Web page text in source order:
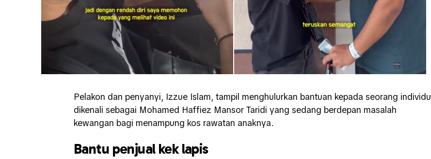
Pelakon dan penyanyi, Izzue Islam, tampil menghulurkan bantuan kepada seorang individu
dikenali sebagai Mohamed Haffiez Mansor Taridi yang sedang berdepan masalah
kewangan bagi menampung kos rawatan anaknya.
Bantu penjual kek lapis